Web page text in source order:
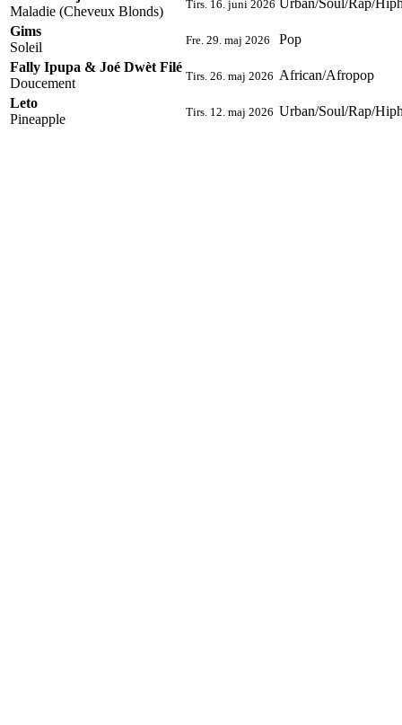
Maladie (Cheveux Blonds)
Tirs. 16. juni 2026
Gims
Soleil
Fre. 29. maj 2026
Pop
Fally Ipupa & Joé Dwèt Filé
Doucement
Tirs. 26. maj 2026 African/Afropop
Leto
Pineapple
Tirs. 12. maj 2026 Urban/Soul/Rap/